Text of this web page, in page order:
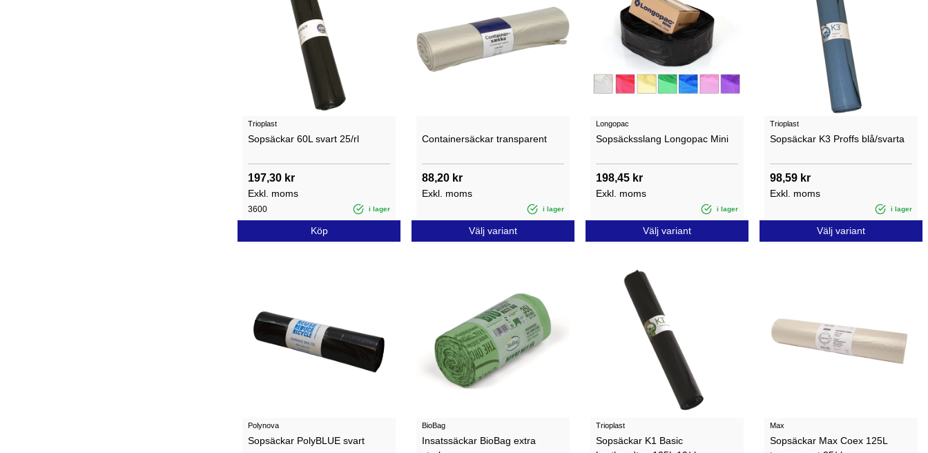
Trioplast
Sopsäckar 60L svart 25/rl
197,30 kr
Exkl. moms
3600 i lager
Köp
Containersäckar transparent
88,20 kr
Exkl. moms
i lager
Välj variant
Longopac
Sopsäcksslang Longopac Mini
198,45 kr
Exkl. moms
i lager
Välj variant
Trioplast
Sopsäckar K3 Proffs blå/svarta
98,59 kr
Exkl. moms
i lager
Välj variant
Polynova
Sopsäckar PolyBLUE svart
BioBag
Insatssäckar BioBag extra
Trioplast
Sopsäckar K1 Basic
Max
Sopsäckar Max Coex 125L